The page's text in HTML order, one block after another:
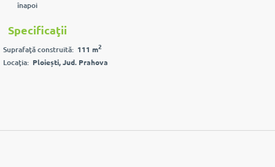
înapoi
Specificaţii
Suprafaţă construită: 111 m2
Locaţia: Ploiești, Jud. Prahova